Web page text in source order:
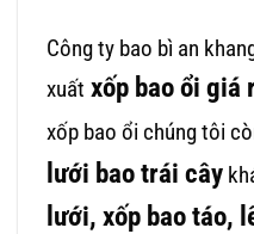
Công ty bao bì an
xuất xốp bao ổi giá
xốp bao ổi chúng tôi
lưới bao trái cây
lưới, xốp bao táo,